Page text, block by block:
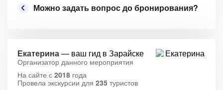
Можно задать вопрос до бронирования?
Екатерина— ваш гид в Зарайске
Организатор данного мероприятия
На сайте с 2018 года
Провела экскурсии для 235 туристов